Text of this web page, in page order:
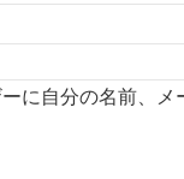
に自分の名前、メ